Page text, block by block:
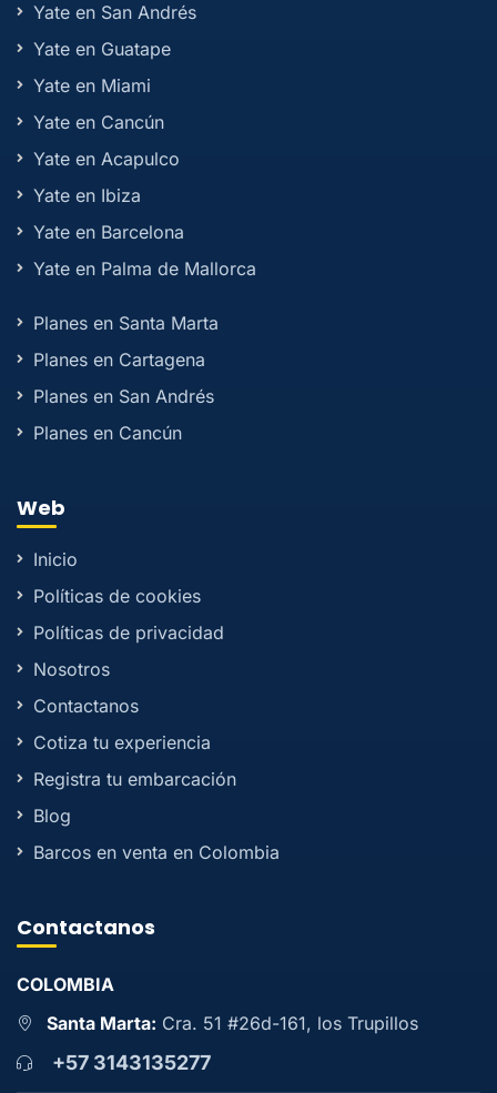
Yate en San Andrés
Yate en Guatape
Yate en Miami
Yate en Cancún
Yate en Acapulco
Yate en Ibiza
Yate en Barcelona
Yate en Palma de Mallorca
Planes en Santa Marta
Planes en Cartagena
Planes en San Andrés
Planes en Cancún
Web
Inicio
Políticas de cookies
Políticas de privacidad
Nosotros
Contactanos
Cotiza tu experiencia
Registra tu embarcación
Blog
Barcos en venta en Colombia
Contactanos
COLOMBIA
Santa Marta: Cra. 51 #26d-161, los Trupillos
+57 3143135277